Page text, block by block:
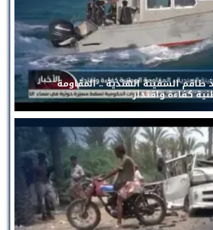
طاقم السفينة الهندية .. المقاومة
كفاءة واقتدار